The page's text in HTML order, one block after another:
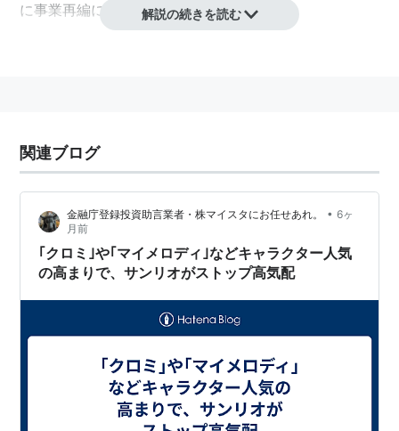
に事業再編に伴い設立された。
解説の続きを読む
関連ブログ
金融庁登録投資助言業者・株マイスタにお任せあれ。 • 6ヶ
月前
｢クロミ｣や｢マイメロディ｣などキャラクター人気
の高まりで、サンリオがストップ高気配